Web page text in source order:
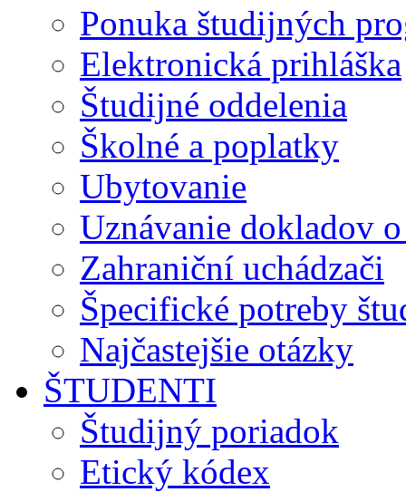
Ponuka študijných
Elektronická prihláška
Študijné oddelenia
Školné a poplatky
Ubytovanie
Uznávanie dokladov
Zahraniční uchádzači
Špecifické potreby
Najčastejšie otázky
ŠTUDENTI
Študijný poriadok
Etický kódex